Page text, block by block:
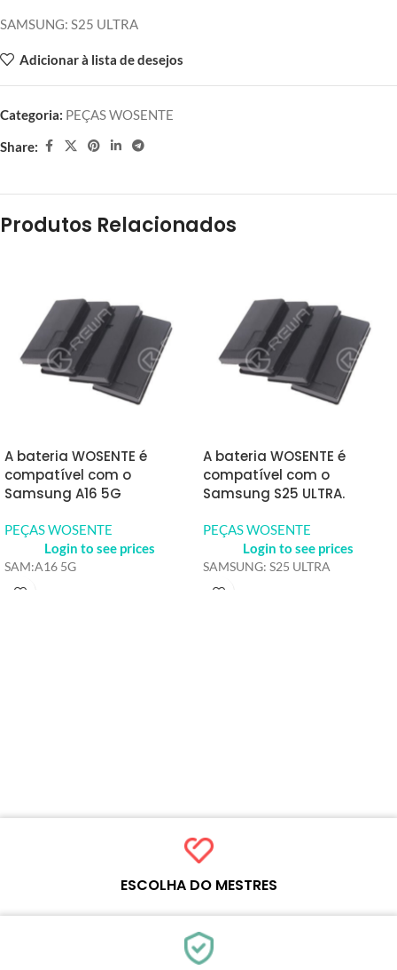
SAMSUNG: S25 ULTRA
Adicionar à lista de desejos
Categoria: PEÇAS WOSENTE
Share:
Produtos Relacionados
A bateria WOSENTE é
compatível com o
Samsung A16 5G
PEÇAS WOSENTE
Login to see prices
SAM:A16 5G
A bateria WOSENTE é
compatível com o
Samsung S25 ULTRA.
PEÇAS WOSENTE
Login to see prices
SAMSUNG: S25 ULTRA
ESCOLHA DO MESTRES
Cada produto on-line foi cuidadosamente testado e selecionado
pelos mestres da Wosente para atender às necessidades diárias do